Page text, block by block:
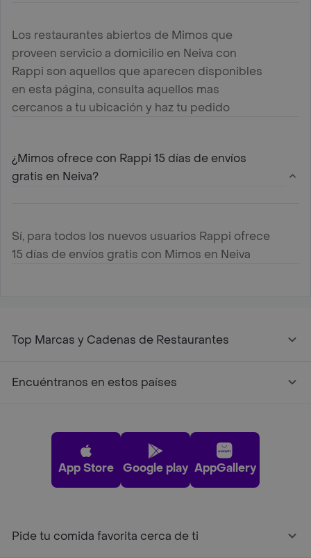
Los restaurantes abiertos de Mimos que
proveen servicio a domicilio en Neiva con
Rappi son aquellos que aparecen disponibles
en esta página, consulta aquellos mas
cercanos a tu ubicación y haz tu pedido
¿Mimos ofrece con Rappi 15 días de envíos
gratis en Neiva?
Sí, para todos los nuevos usuarios Rappi ofrece
15 días de envíos gratis con Mimos en Neiva
Top Marcas y Cadenas de Restaurantes
Encuéntranos en estos países
App Store Google play AppGallery
Pide tu comida favorita cerca de ti